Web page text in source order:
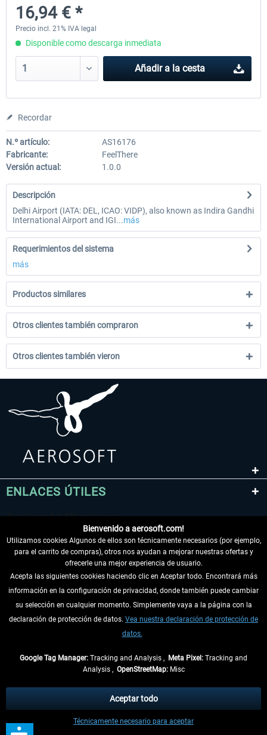
10,12 € *
16,94 € *
Precio incl. 21% IVA legal
Disponible como descarga inmediata
Añadir a la cesta
Recordar
N.º artículo:
AS16176
Fabricante:
FeelThere
Versión actual:
1.0.0
Descripción
Delhi Airport (IATA: DEL, ICAO: VIDP), also known as Indira Gandhi
International Airport and IGI...más
Requerimientos del sistema
más
Productos similares
Otros clientes también compraron
Otros clientes también vieron
ENLACES ÚTILES
DESISTIR DEL CONTRATO
INFORMACIÓN
tasas de recepción si no se describe lo contrario
** De aplicación a envíos dentro de Alemania. Los plazos de envío para los
demás países se pueden consultar en lainformación de envío
Bienvenido a aerosoft.com!
Utilizamos cookies Algunos de ellos son técnicamente necesarios (por ejemplo,
para el carrito de compras), otros nos ayudan a mejorar nuestras ofertas y
ofrecerle una mejor experiencia de usuario.
Acepta las siguientes cookies haciendo clic en Aceptar todo. Encontrará más
información en la configuración de privacidad, donde también puede cambiar
su selección en cualquier momento. Simplemente vaya a la página con la
declaración de protección de datos. Vea nuestra declaración de protección de
datos.
Google Tag Manager: Tracking and Analysis , Meta Pixel: Tracking and
Analysis , OpenStreetMap:Misc
Técnicamente necesario para aceptar
Aceptar todo